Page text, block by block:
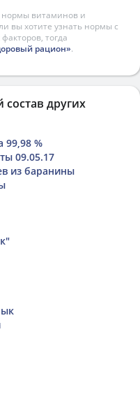
витаминов и
вы хотите узнать нормы с
тогда
рацион».
других
%
09.05.17
из баранины